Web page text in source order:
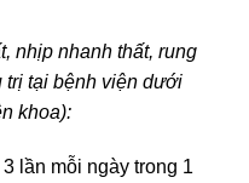
nhịp nhanh thất, rung
trị tại bệnh viện dưới
khoa):
lần mỗi ngày trong 1